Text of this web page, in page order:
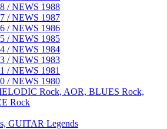
/ NEWS 1988
/ NEWS 1987
/ NEWS 1986
/ NEWS 1985
/ NEWS 1984
/ NEWS 1983
/ NEWS 1981
/ NEWS 1980
Rock, AOR, BLUES Rock,
Rock
GUITAR Legends